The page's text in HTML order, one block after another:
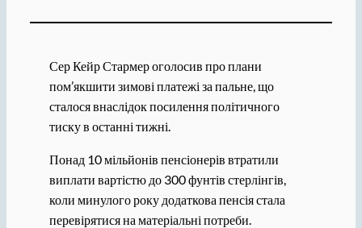
Сер Кейр Стармер оголосив про плани
пом’якшити зимові платежі за пальне, що
сталося внаслідок посилення політичного
тиску в останні тижні.
Понад 10 мільйонів пенсіонерів втратили
виплати вартістю до 300 фунтів стерлінгів,
коли минулого року додаткова пенсія стала
перевірятися на матеріальні потреби.